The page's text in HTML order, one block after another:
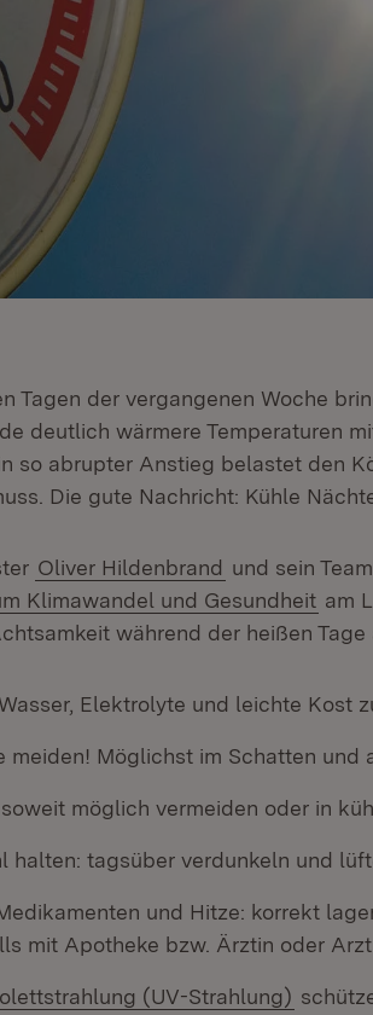
Tagen der vergangenen Woche
deutlich wärmere Temperaturen
so abrupter Anstieg belastet den
Die gute Nachricht: Kühle
Oliver Hildenbrand und sein
Klimawandel und Gesundheit am
während der heißen Tage
Elektrolyte und leichte Kost
meiden! Möglichst im Schatten und
möglich vermeiden oder in
halten: tagsüber verdunkeln und
und Hitze: korrekt
mit Apotheke bzw. Ärztin oder Arzt
(UV-Strahlung) (Öffnet